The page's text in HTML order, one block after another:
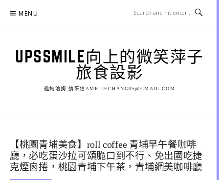
MENU
UPSSMILE向上的微笑萍子
旅食設影
邀約洽詢 請來信AMELIECHANG05@GMAIL.COM
【桃園青埔美食】roll coffee 青埔早午餐咖啡
廳，必吃蛋沙拉可頌脆口到不行、免出國吃捷
克煙囪捲，桃園青埔下午茶，青埔網美咖啡廳